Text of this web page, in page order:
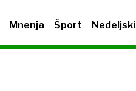
Mnenja Šport Nedeljski